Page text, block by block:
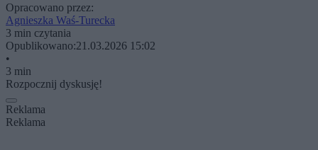
Opracowano przez:
Agnieszka Waś-Turecka
3 min czytania
Opublikowano:21.03.2026 15:02
•
3 min
Rozpocznij dyskusję!
Reklama
Reklama